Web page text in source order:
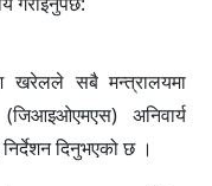
खरेलले सबै मन्त्रालयमा
अनिवार्य
दिनुभएको छ ।